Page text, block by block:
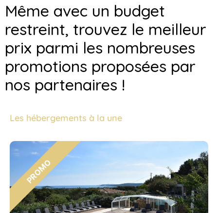
Même avec un budget
restreint, trouvez le meilleur
prix parmi les nombreuses
promotions proposées par
nos partenaires !
Les hébergements à la une